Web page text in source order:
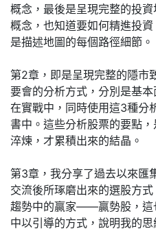
概念，最後是呈現完整的投
概念，也知道要如何精進投
是描述地圖的每個路徑細節。
第2章，即是呈現完整的隱市
要會的分析方式，分別是基
在實戰中，同時使用這3種分
書中。這些分析股票的要點
淬煉，才累積出來的結晶。
第3章，我分享了過去以來匯
交流後所琢磨出來的選股方
趨勢中的贏家――贏勢股，這
中以引導的方式，說明我的